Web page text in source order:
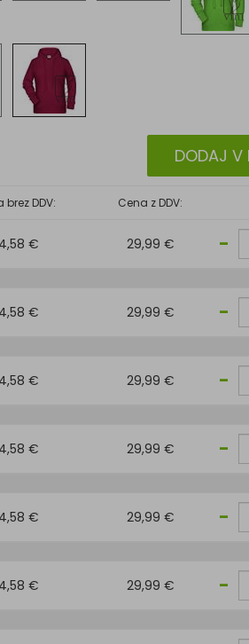
DODAJ V
brez DDV: Cena z DDV:
€ 29,99 € -
€ 29,99 € -
€ 29,99 € -
€ 29,99 € -
€ 29,99 € -
€ 29,99 € -